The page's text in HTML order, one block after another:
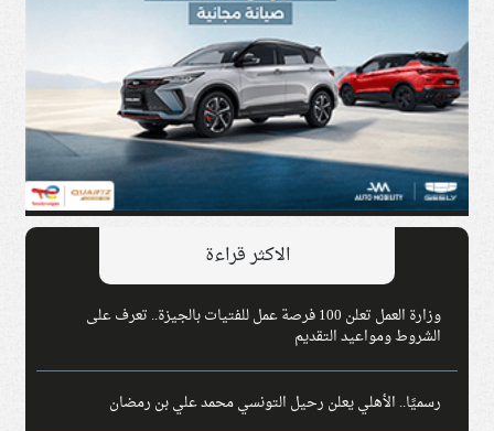
الاكثر قراءة
وزارة العمل تعلن 100 فرصة عمل للفتيات بالجيزة.. تعرف على
الشروط ومواعيد التقديم
رسميًا.. الأهلي يعلن رحيل التونسي محمد علي بن رمضان